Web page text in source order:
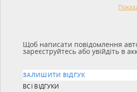
Щоб написати повідомлення
зареєструйтесь або увійдіть в
ЗАЛИШИТИ ВІДГУК
ВСІ ВІДГУКИ